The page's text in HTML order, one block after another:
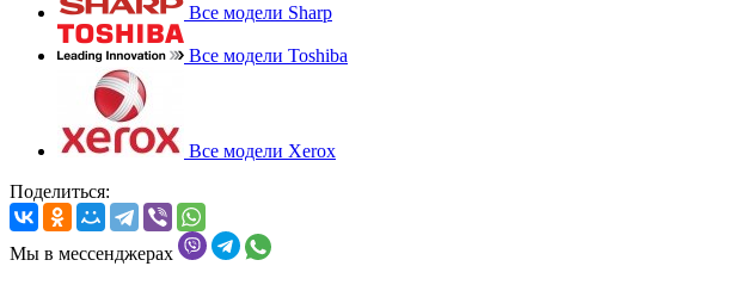
Все модели Sharp
Все модели Toshiba
Все модели Xerox
Поделиться:
Мы в мессенджерах